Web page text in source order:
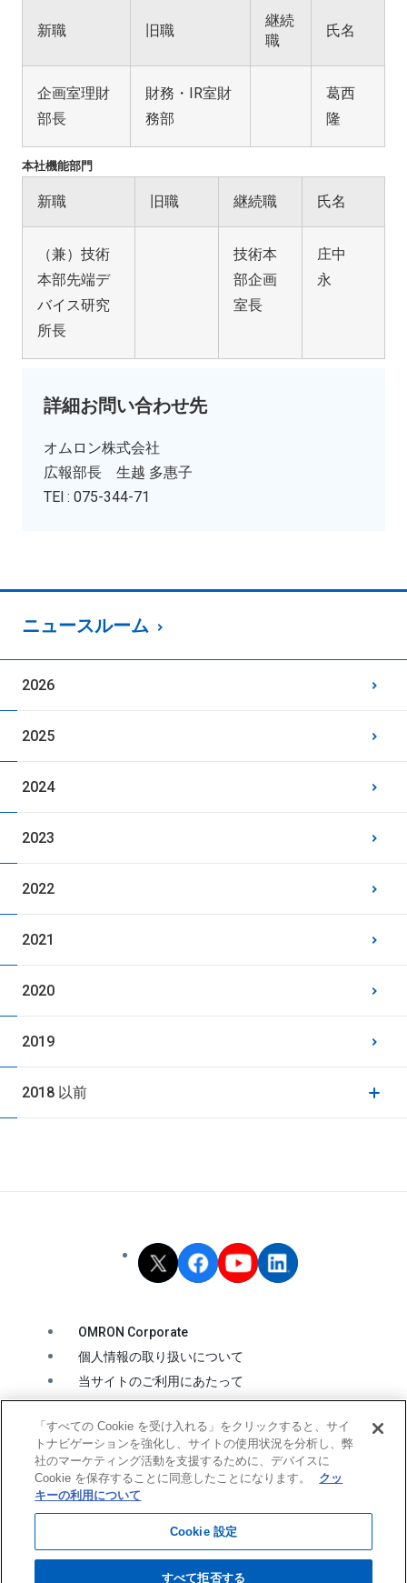
新職 旧職
継続
職
氏名
企画室理財
部長
財務・IR室財
務部
葛西
隆
本社機能部門
新職 旧職 継続職 氏名
（兼）技術
本部先端デ
バイス研究
所長
技術本
部企画
室長
庄中
永
詳細お問い合わせ先
オムロン株式会社
広報部長 生越 多惠子
TEl : 075-344-71
ニュースルーム
2026
2025
2024
2023
2022
2021
2020
2019
2018 以前
OMRON Corporate
個人情報の取り扱いについて
当サイトのご利用にあたって
クッキーの利用について
ソーシャルメディア公式アカウント運用ポリシー
ウェブアクセシビリティ方針
© OMRON Corporation All Rights Reserved.
「すべての Cookie を受け入れる」をクリックすると、サイ
トナビゲーションを強化し、サイトの使用状況を分析し、弊
社のマーケティング活動を支援するために、デバイスに
Cookie を保存することに同意したことになります。
クッ
キーの利用について
Cookie 設定
すべて拒否する